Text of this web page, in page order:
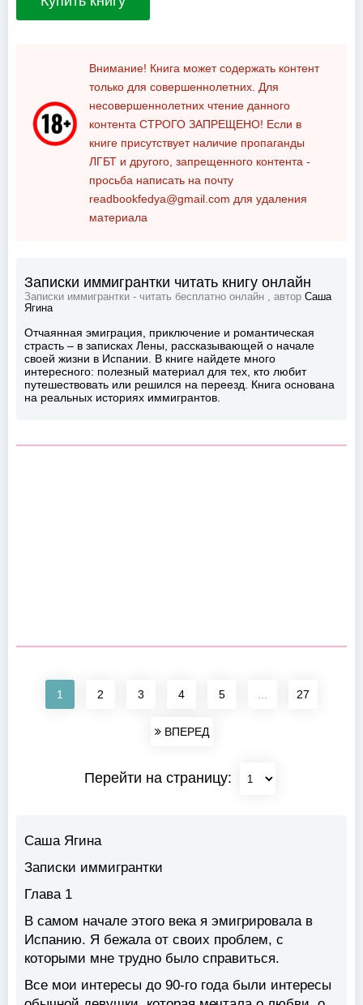
Внимание! Книга может содержать контент
только для совершеннолетних. Для
несовершеннолетних чтение данного
контента СТРОГО ЗАПРЕЩЕНО! Если в
книге присутствует наличие пропаганды
ЛГБТ и другого, запрещенного контента -
просьба написать на почту
readbookfedya@gmail.com для удаления
материала
Записки иммигрантки читать книгу онлайн
Записки иммигрантки - читать бесплатно онлайн , автор Саша
Ягина
Отчаянная эмиграция, приключение и романтическая
страсть – в записках Лены, рассказывающей о начале
своей жизни в Испании. В книге найдете много
интересного: полезный материал для тех, кто любит
путешествовать или решился на переезд. Книга основана
на реальных историях иммигрантов.
1 2 3 4 5 27
ВПЕРЕД
Перейти на страницу:
Саша Ягина
Записки иммигрантки
Глава 1
В самом начале этого века я эмигрировала в
Испанию. Я бежала от своих проблем, с
которыми мне трудно было справиться.
Все мои интересы до 90-го года были интересы